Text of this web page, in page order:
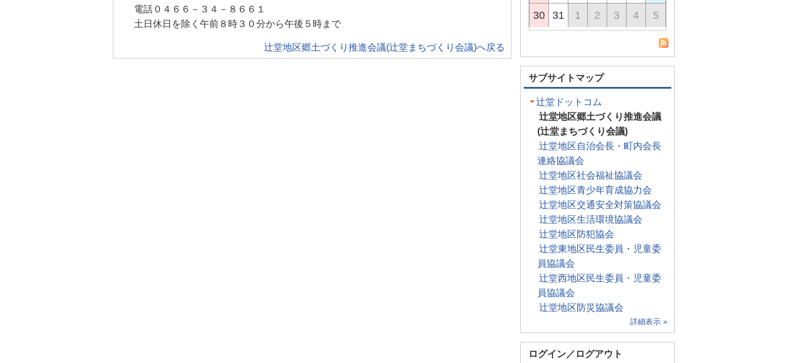
電話０４６６－３４－８６６１
土日休日を除く午前８時３０分から午後５時まで
辻堂地区郷土づくり推進会議(辻堂まちづくり会議)へ戻る
30 31 1 2 3 4 5
サブサイトマップ
辻堂ドットコム
辻堂地区郷土づくり推進会議
(辻堂まちづくり会議)
辻堂地区自治会長・町内会長
連絡協議会
辻堂地区社会福祉協議会
辻堂地区青少年育成協力会
辻堂地区交通安全対策協議会
辻堂地区生活環境協議会
辻堂地区防犯協会
辻堂東地区民生委員・児童委
員協議会
辻堂西地区民生委員・児童委
員協議会
辻堂地区防災協議会
詳細表示 »
ログイン／ログアウト